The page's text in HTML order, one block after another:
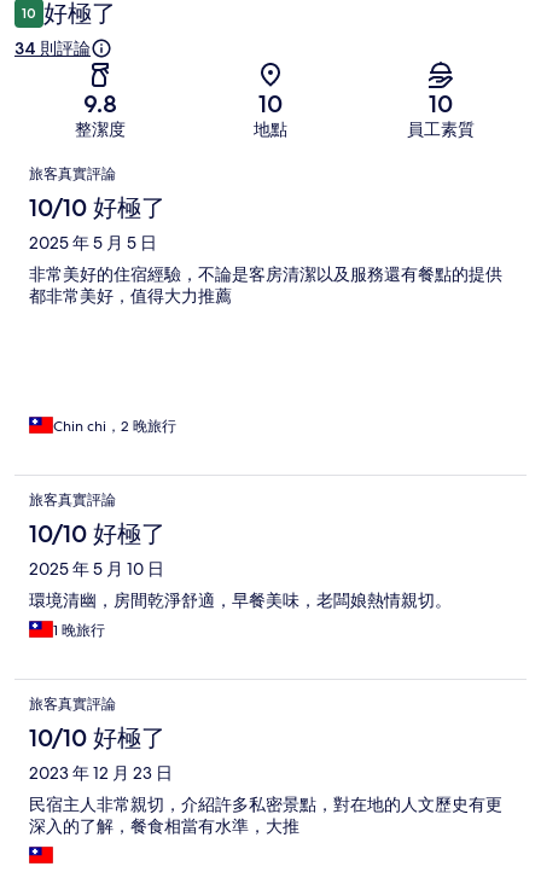
10 好極了
34 則評論
9.8
整潔度
10
地點
10
員工素質
評
論
旅客真實評論
10/10 好極了
2025 年 5 月 5 日
非常美好的住宿經驗，不論是客房清潔以及服務還有餐點的提供
都非常美好，值得大力推薦
Chin chi，2 晚旅行
旅客真實評論
10/10 好極了
2025 年 5 月 10 日
環境清幽，房間乾淨舒適，早餐美味，老闆娘熱情親切。
1 晚旅行
旅客真實評論
10/10 好極了
2023 年 12 月 23 日
民宿主人非常親切，介紹許多私密景點，對在地的人文歷史有更
深入的了解，餐食相當有水準，大推